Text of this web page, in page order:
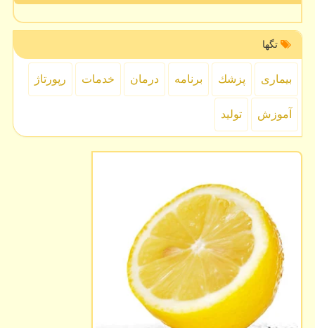
تگها
بیماری پزشك برنامه درمان خدمات رپورتاژ
آموزش تولید